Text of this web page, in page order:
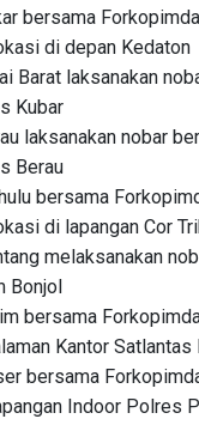
bersama
di depan Kedaton
Barat laksanakan
Kubar
laksanakan nobar
Berau
bersama
di lapangan Cor
melaksanakan
Bonjol
bersama
Kantor Satlantas
bersama
Indoor Polres